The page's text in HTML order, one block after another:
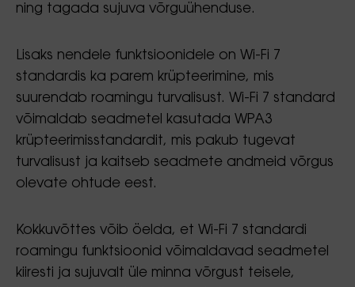
ning tagada sujuva võrguühenduse.
Lisaks nendele funktsioonidele on Wi-Fi 7
standardis ka parem krüpteerimine, mis
suurendab roamingu turvalisust. Wi-Fi 7 standard
võimaldab seadmetel kasutada WPA3
krüpteerimisstandardit, mis pakub tugevat
turvalisust ja kaitseb seadmete andmeid võrgus
olevate ohtude eest.
Kokkuvõttes võib öelda, et Wi-Fi 7 standardi
roamingu funktsioonid võimaldavad seadmetel
kiiresti ja sujuvalt üle minna võrgust teisele,